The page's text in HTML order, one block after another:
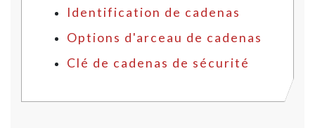
Identification de cadenas
Options d'arceau de cadenas
Clé de cadenas de sécurité